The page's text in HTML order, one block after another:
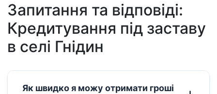
Запитання та відповіді:
Кредитування під заставу
в селі Гнідин
Як швидко я можу отримати гроші